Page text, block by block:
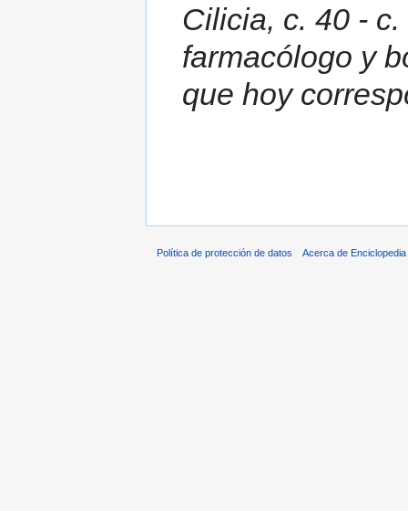
Cilicia, c. 40 -
farmacólogo y
que hoy
Política de protección de datos Acerca de